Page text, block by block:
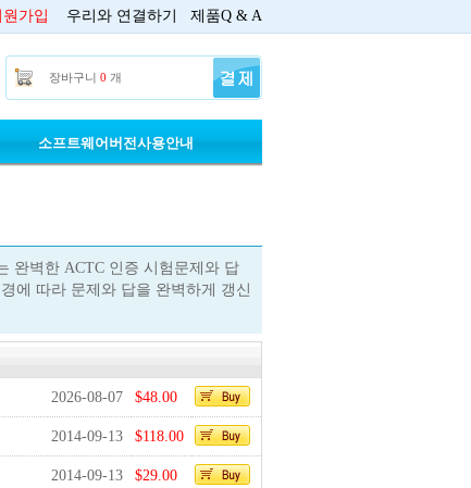
원가입 우리와 연결하기 제품Q & A
장바구니 0 개
소프트웨어버전사용안내
완벽한 ACTC 인증 시험문제와 답
에 따라 문제와 답을 완벽하게 갱신
2026-08-07 $48.00
2014-09-13 $118.00
2014-09-13 $29.00